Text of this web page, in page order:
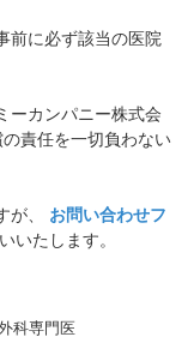
前に必ず該当の医院
ーカンパニー株式会
責任を一切負わない
が、 お問い合わせフ
いたします。
科専門医